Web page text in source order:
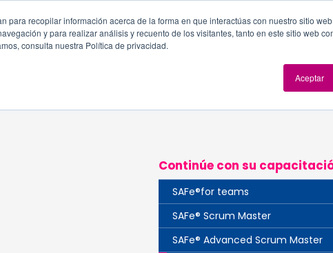
para recopilar información acerca de la forma en que interactúas con nuestro sitio
y para realizar análisis y recuento de los visitantes, tanto en este sitio web
consulta nuestra Política de privacidad.
Aceptar
Eficiencia Operativa Continuidad y Seguridad
Continúe con su
SAFe®for teams
SAFe® Scrum Master
SAFe® Advanced Scrum Master